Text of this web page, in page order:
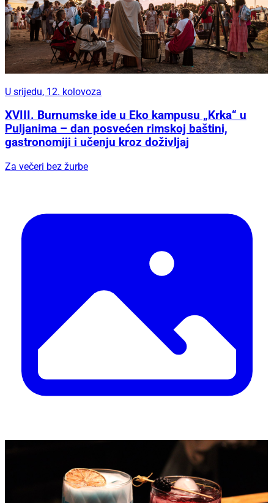
U srijedu, 12. kolovoza
XVIII. Burnumske ide u Eko kampusu „Krka“ u
Puljanima – dan posvećen rimskoj baštini,
gastronomiji i učenju kroz doživljaj
Za večeri bez žurbe